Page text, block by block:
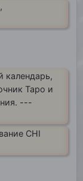
календарь,
Таро и
---
CHI